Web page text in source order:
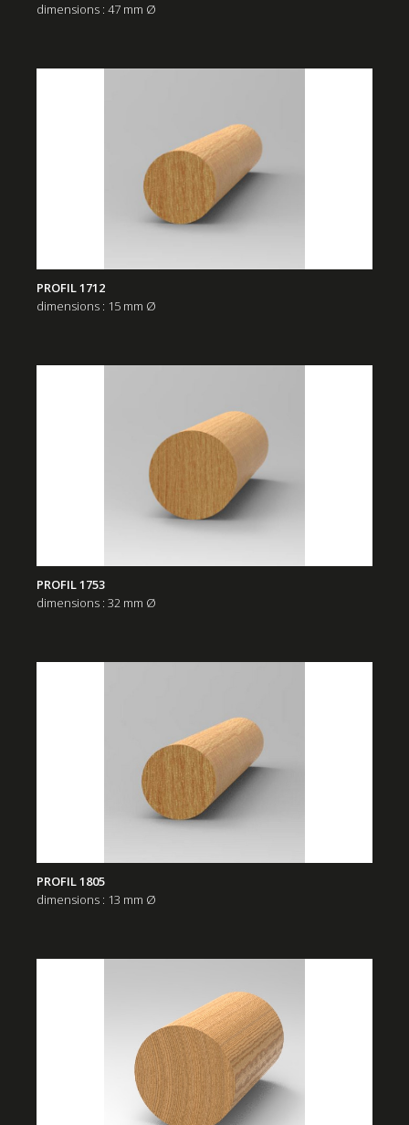
dimensions : 47 mm Ø
PROFIL 1712
dimensions : 15 mm Ø
PROFIL 1753
dimensions : 32 mm Ø
PROFIL 1805
dimensions : 13 mm Ø